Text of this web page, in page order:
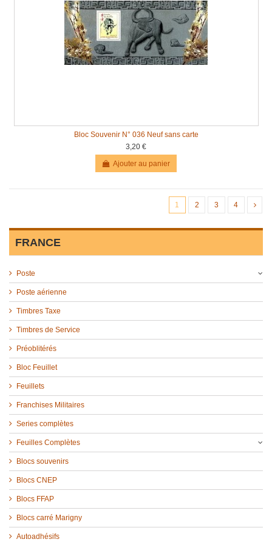
Bloc Souvenir N° 036 Neuf sans carte
3,20 €
Ajouter au panier
1 2 3 4
FRANCE
Poste
Poste aérienne
Timbres Taxe
Timbres de Service
Préoblitérés
Bloc Feuillet
Feuillets
Franchises Militaires
Series complètes
Feuilles Complètes
Blocs souvenirs
Blocs CNEP
Blocs FFAP
Blocs carré Marigny
Autoadhésifs